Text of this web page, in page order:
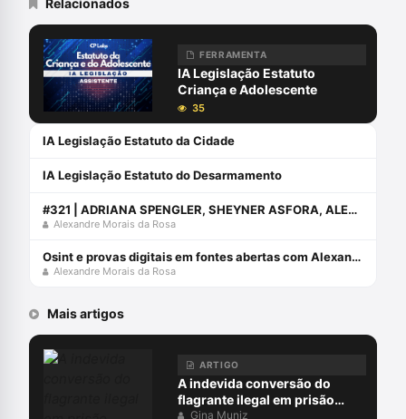
Relacionados
FERRAMENTA
IA Legislação Estatuto
Criança e Adolescente
35
IA Legislação Estatuto da Cidade
IA Legislação Estatuto do Desarmamento
#321 | ADRIANA SPENGLER, SHEYNER ASFORA, ALEXANDRE MORAIS DA ROSA E AURY LOPES JR CONVERSAM SOBRE O EBAC (EVENTO DA ABRACRIM)
Alexandre Morais da Rosa
Osint e provas digitais em fontes abertas com Alexandre Morais da Rosa e Romullo Carvalho
Alexandre Morais da Rosa
Mais artigos
ARTIGO
A indevida conversão do
flagrante ilegal em prisão
Gina Muniz